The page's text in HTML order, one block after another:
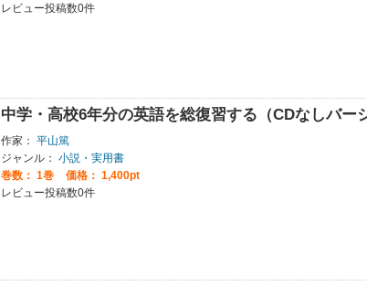
レビュー投稿数0件
中学・高校6年分の英語を総復習する（CDなしバー
作家： 平山篤
ジャンル： 小説・実用書
巻数： 1巻
価格： 1,400pt
レビュー投稿数0件